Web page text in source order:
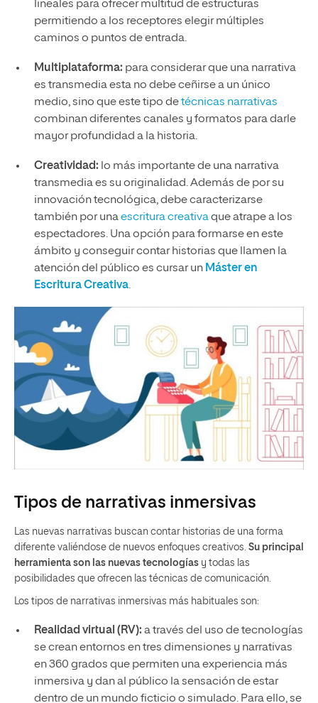
lineales para ofrecer multitud de estructuras
permitiendo a los receptores elegir múltiples
caminos o puntos de entrada.
Multiplataforma: para considerar que una narrativa
es transmedia esta no debe ceñirse a un único
medio, sino que este tipo detécnicas narrativas
combinan diferentes canales y formatos para darle
mayor profundidad a la historia.
Creatividad: lo más importante de una narrativa
transmedia es su originalidad. Además de por su
innovación tecnológica, debe caracterizarse
también por unaescritura creativaque atrape a los
espectadores. Una opción para formarse en este
ámbito y conseguir contar historias que llamen la
atención del público es cursar un Máster en
Escritura Creativa.
Tipos de narrativas inmersivas
Las nuevas narrativas buscan contar historias de una forma
diferente valiéndose de nuevos enfoques creativos. Su principal
herramienta son las nuevas tecnologías y todas las
posibilidades que ofrecen las técnicas de comunicación.
Los tipos de narrativas inmersivas más habituales son:
Realidad virtual (RV): a través del uso de tecnologías
se crean entornos en tres dimensiones y narrativas
en 360 grados que permiten una experiencia más
inmersiva y dan al público la sensación de estar
dentro de un mundo ficticio o simulado. Para ello, se